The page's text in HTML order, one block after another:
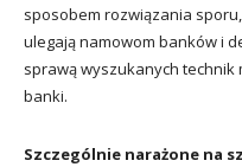
sposobem rozwiązania
ulegają namowom banków i
sprawą wyszukanych
banki.
Szczególnie narażone na